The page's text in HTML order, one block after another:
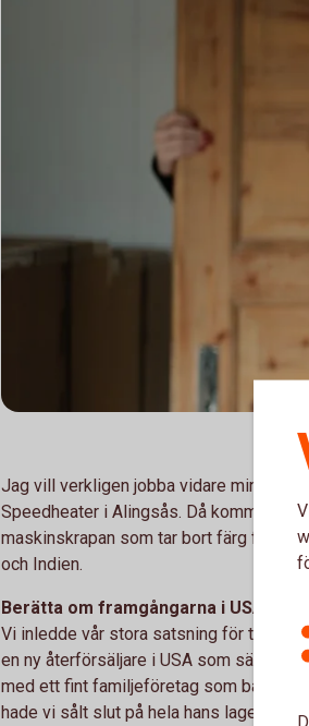
Jag vill verkligen jobba vidare minst
Speedheater i Alingsås. Då kommer jag
maskinskrapan som tar bort färg från
och Indien.
Berätta om framgångarna i USA
Vi inledde vår stora satsning för två år
en ny återförsäljare i USA som säljer
med ett fint familjeföretag som bad mig
hade vi sålt slut på hela hans lager och